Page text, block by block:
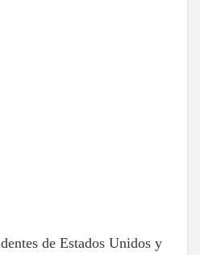
de Estados Unidos y